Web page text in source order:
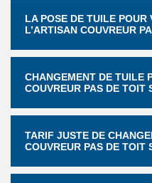
LA POSE DE TUILE POUR
L’ARTISAN COUVREUR
CHANGEMENT DE TUILE
COUVREUR PAS DE TOIT
TARIF JUSTE DE
COUVREUR PAS DE TOIT